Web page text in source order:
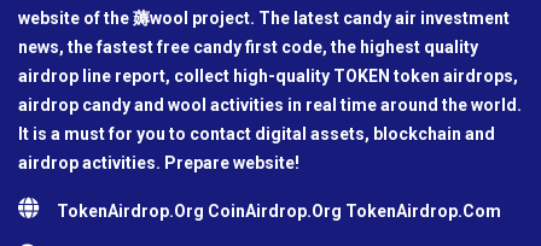
website of the 薅wool project. The latest candy air investment
news, the fastest free candy first code, the highest quality
airdrop line report, collect high-quality TOKEN token airdrops,
airdrop candy and wool activities in real time around the world.
It is a must for you to contact digital assets, blockchain and
airdrop activities. Prepare website!
TokenAirdrop.Org CoinAirdrop.Org TokenAirdrop.Com